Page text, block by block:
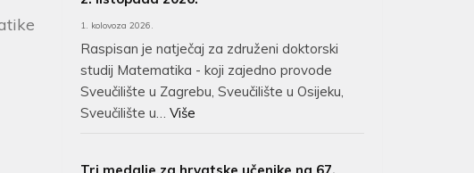
1. kolovoza 2026.
Raspisan je natječaj za združeni doktorski
studij Matematika - koji zajedno provode
Sveučilište u Zagrebu, Sveučilište u Osijeku,
Sveučilište u…Više